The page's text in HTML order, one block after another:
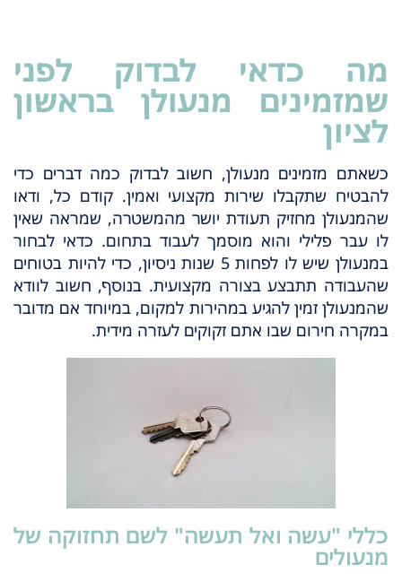
מה כדאי לבדוק לפני
שמזמינים מנעולן בראשון
לציון
כשאתם מזמינים מנעולן, חשוב לבדוק כמה דברים כדי
להבטיח שתקבלו שירות מקצועי ואמין. קודם כל, ודאו
שהמנעולן מחזיק תעודת יושר מהמשטרה, שמראה שאין
לו עבר פלילי והוא מוסמך לעבוד בתחום. כדאי לבחור
במנעולן שיש לו לפחות 5 שנות ניסיון, כדי להיות בטוחים
שהעבודה תתבצע בצורה מקצועית. בנוסף, חשוב לוודא
שהמנעולן זמין להגיע במהירות למקום, במיוחד אם מדובר
במקרה חירום שבו אתם זקוקים לעזרה מידית.
כללי "עשה ואל תעשה" לשם תחזוקה של
מנעולים